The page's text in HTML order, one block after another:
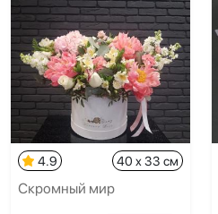
4.9 40 x 33 см
Скромный мир